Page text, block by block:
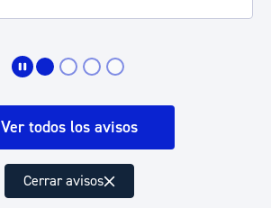
Ver todos los avisos
Cerrar avisos